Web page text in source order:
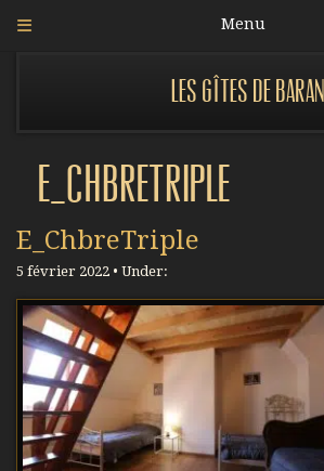
Menu
Les gîtes de Baran
E_ChbreTriple
E_ChbreTriple
5 février 2022 • Under: